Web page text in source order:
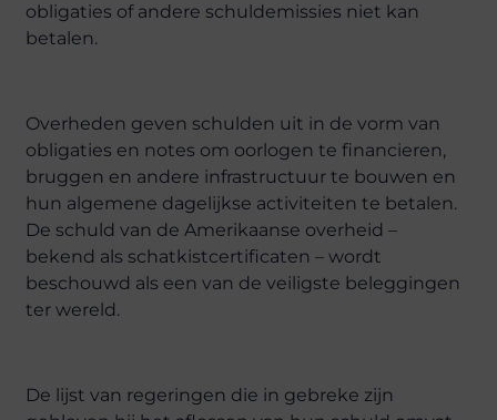
obligaties of andere schuldemissies niet kan
betalen.
Overheden geven schulden uit in de vorm van
obligaties en notes om oorlogen te financieren,
bruggen en andere infrastructuur te bouwen en
hun algemene dagelijkse activiteiten te betalen.
De schuld van de Amerikaanse overheid –
bekend als schatkistcertificaten – wordt
beschouwd als een van de veiligste beleggingen
ter wereld.
De lijst van regeringen die in gebreke zijn